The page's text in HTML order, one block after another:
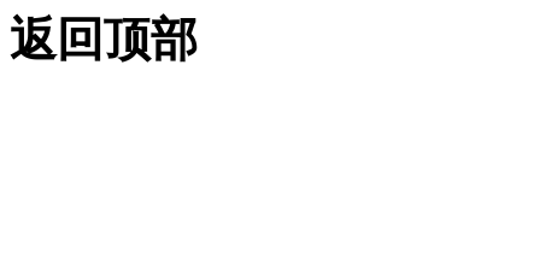
返回顶部